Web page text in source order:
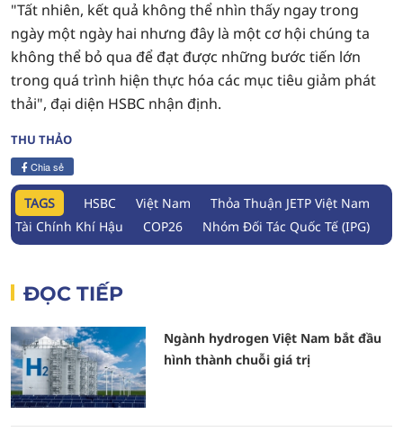
"Tất nhiên, kết quả không thể nhìn thấy ngay trong
ngày một ngày hai nhưng đây là một cơ hội chúng ta
không thể bỏ qua để đạt được những bước tiến lớn
trong quá trình hiện thực hóa các mục tiêu giảm phát
thải", đại diện HSBC nhận định.
THU THẢO
Chia sẻ
TAGS HSBC Việt Nam
Thỏa Thuận JETP Việt Nam
Tài Chính Khí Hậu
COP26 Nhóm Đối Tác Quốc Tế (IPG)
ĐỌC TIẾP
Ngành hydrogen Việt Nam bắt đầu
hình thành chuỗi giá trị